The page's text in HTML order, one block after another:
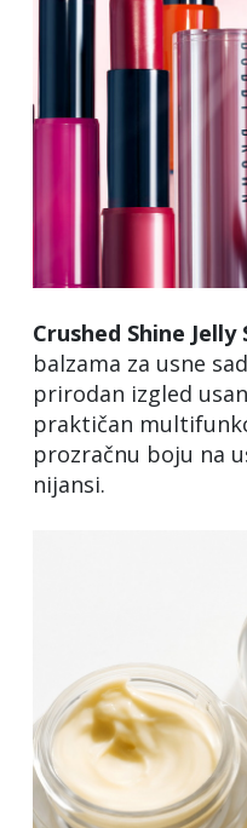
Crushed Shine Jelly
balzama za usne
prirodan izgled
praktičan
prozračnu boju na
nijansi.